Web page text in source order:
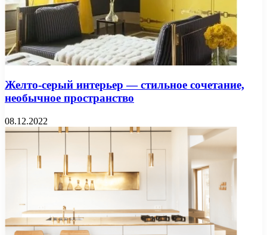
Желто-серый интерьер — стильное сочетание,
необычное пространство
08.12.2022